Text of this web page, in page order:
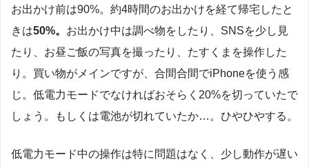
お出かけ前は90%。約4時間のお出かけを経て帰宅したと
きは50%。
お出かけ中は調べ物をしたり、SNSを少し見
たり、お昼ご飯の写真を撮ったり、たすくまを操作した
り。買い物がメインですが、合間合間でiPhoneを使う感
じ。低電力モードでなければおそらく20%を切っていたで
しょう。もしくは電池が切れていたか…。ひやひやする。
低電力モード中の操作は特に問題はなく、少し動作が遅い